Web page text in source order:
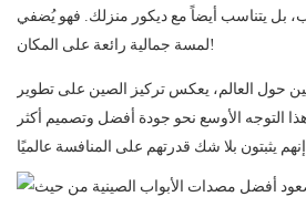
بل يتناسب أيضاً مع ديكور منزلك. فهو يُضفي
لمسة جمالية رائعة على المكان!
حول العالم، يعكس تركيز الصين على تطوير
التوجه الأوسع نحو جودة أفضل وتصميم أكثر